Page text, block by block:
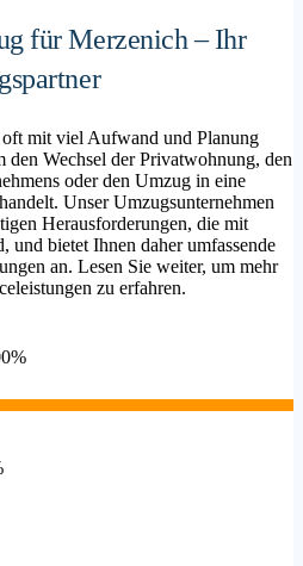
für Merzenich – Ihr
mit viel Aufwand und Planung
den Wechsel der Privatwohnung, den
oder den Umzug in eine
Unser Umzugsunternehmen
Herausforderungen, die mit
und bietet Ihnen daher umfassende
an. Lesen Sie weiter, um mehr
zu erfahren.